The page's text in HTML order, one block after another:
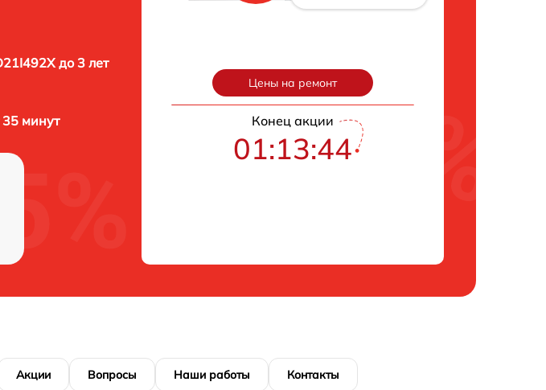
до 3 лет
минут
Цены на ремонт
Конец акции
01:13:43
Акции Вопросы Наши работы Контакты